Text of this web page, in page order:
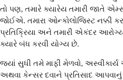
તો પણ, તમારે ક્યારેય તમારી જાતે
જોઈએ. તમારા ઓન્કોલોજિસ્ટ નક્કી
પ્રતિક્રિયા અને તમારી એકંદર
ક્યારે બંધ કરવી યોગ્ય છે.
જ્યાં સુધી તમે માફી મેળવો,
અથવા કેન્સર દવાને પ્રતિસાદ આપવાનું